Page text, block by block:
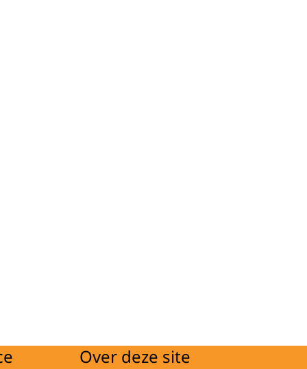
Over deze site